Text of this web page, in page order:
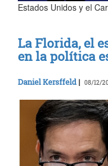
Estados Unidos y el
La Florida, el
en la política
Daniel Kersffeld | 08/12/